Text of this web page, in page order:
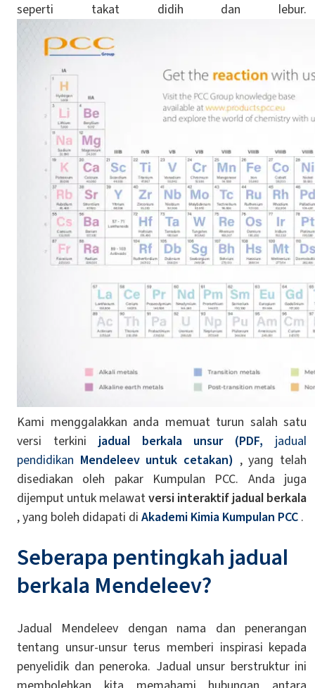
seperti takat didih dan lebur.
Kami menggalakkan anda memuat turun salah satu
versi terkini jadual berkala unsur (PDF, jadual
pendidikan Mendeleev untuk cetakan) , yang telah
disediakan oleh pakar Kumpulan PCC. Anda juga
dijemput untuk melawatversi interaktif jadual berkala
, yang boleh didapati di Akademi Kimia Kumpulan PCC .
Seberapa pentingkah jadual
berkala Mendeleev?
Jadual Mendeleev dengan nama dan penerangan
tentang unsur-unsur terus memberi inspirasi kepada
penyelidik dan peneroka. Jadual unsur berstruktur ini